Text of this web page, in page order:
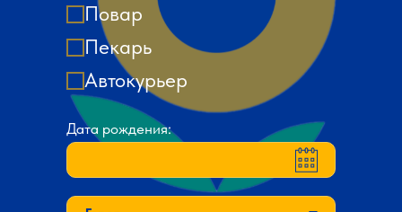
Повар
Пекарь
Автокурьер
Дата рождения: